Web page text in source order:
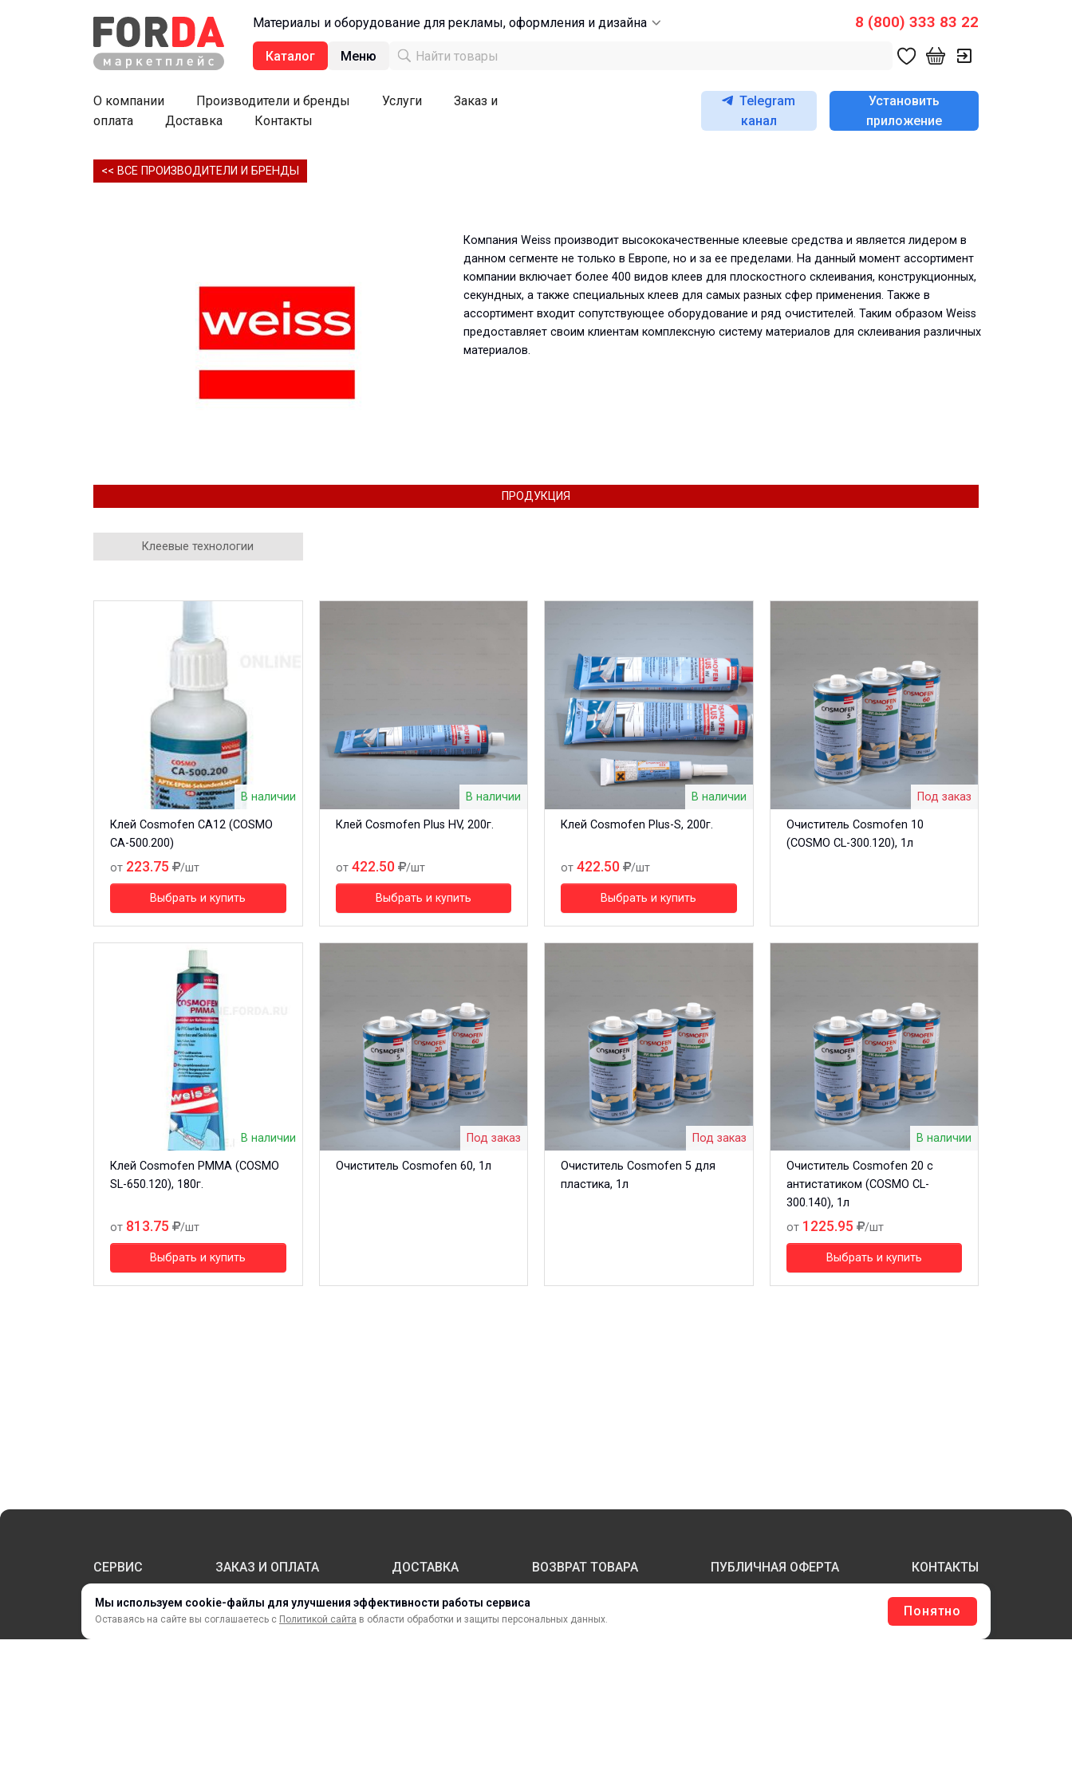
Мы используем cookie-файлы для улучшения эффективности работы сервиса
Оставаясь на сайте вы соглашаетесь с Политикой сайта в области обработки и защиты персональных данных.
Понятно
Материалы и оборудование для рекламы, оформления и дизайна 8 (800) 333 83 22
Каталог Меню
О компании Производители и бренды Услуги
Заказ и
оплата
Доставка Контакты
Telegram
канал
Установить
приложение
<< ВСЕ ПРОИЗВОДИТЕЛИ И БРЕНДЫ
Компания Weiss производит высококачественные клеевые средства и является лидером в
данном сегменте не только в Европе, но и за ее пределами. На данный момент ассортимент
компании включает более 400 видов клеев для плоскостного склеивания, конструкционных,
секундных, а также специальных клеев для самых разных сфер применения. Также в
ассортимент входит сопутствующее оборудование и ряд очистителей. Таким образом Weiss
предоставляет своим клиентам комплексную систему материалов для склеивания различных
материалов.
ПРОДУКЦИЯ
Клеевые технологии
В наличии
Клей Cosmofen CA12 (COSMO
CA-500.200)
от 223.75 /шт
Выбрать и купить
В наличии
Клей Cosmofen Plus HV, 200г.
от 422.50 /шт
Выбрать и купить
В наличии
Клей Cosmofen Plus-S, 200г.
от 422.50 /шт
Выбрать и купить
Под заказ
Очиститель Cosmofen 10
(COSMO CL-300.120), 1л
В наличии
Клей Cosmofen PMMA (COSMO
SL-650.120), 180г.
от 813.75 /шт
Выбрать и купить
Под заказ
Очиститель Cosmofen 60, 1л
Под заказ
Очиститель Cosmofen 5 для
пластика, 1л
В наличии
Очиститель Cosmofen 20 с
антистатиком (COSMO CL-
300.140), 1л
от 1225.95 /шт
Выбрать и купить
СЕРВИС ЗАКАЗ И ОПЛАТА ДОСТАВКА ВОЗВРАТ ТОВАРА ПУБЛИЧНАЯ ОФЕРТА КОНТАКТЫ
НОВИНКИ
МАТЕРИАЛЫ ДЛЯ ПЕЧАТИ